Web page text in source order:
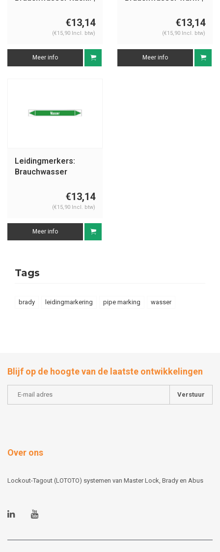
€13,14
(€15,90 Incl. btw)
Meer info
€13,14
(€15,90 Incl. btw)
Meer info
Leidingmerkers:
Brauchwasser
€13,14
(€15,90 Incl. btw)
Meer info
Tags
brady leidingmarkering pipe marking wasser
Blijf op de hoogte van de laatste ontwikkelingen
Verstuur
Over ons
Lockout-Tagout (LOTOTO) systemen van Master Lock, Brady en Abus